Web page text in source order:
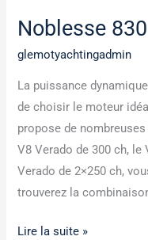
Noblesse 830
glemotyachtingadmin
La puissance
de choisir le moteur
propose de
V8 Verado de 300 ch, le
Verado de 2×250 ch,
trouverez la
Lire la suite »